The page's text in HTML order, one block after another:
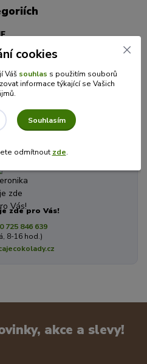
poradit?
zde pro Vás!
725 846 639
8-16 hod.)
akce a slevy!
cookies
Váš souhlas s použitím souborů
informace týkající se Vašich
Souhlasím
odmítnout zde.